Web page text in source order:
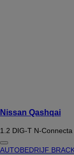
Nissan Qashqai
1.2 DIG-T N-
AUTOBEDRIJF